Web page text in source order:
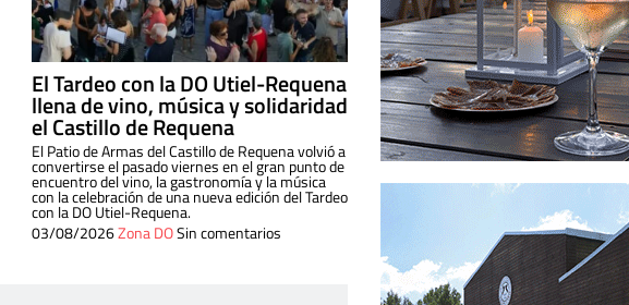
El Tardeo con la DO Utiel-Requena
llena de vino, música y solidaridad
el Castillo de Requena
El Patio de Armas del Castillo de Requena volvió a
convertirse el pasado viernes en el gran punto de
encuentro del vino, la gastronomía y la música
con la celebración de una nueva edición del Tardeo
con la DO Utiel-Requena.
03/08/2026Zona DOSin comentarios